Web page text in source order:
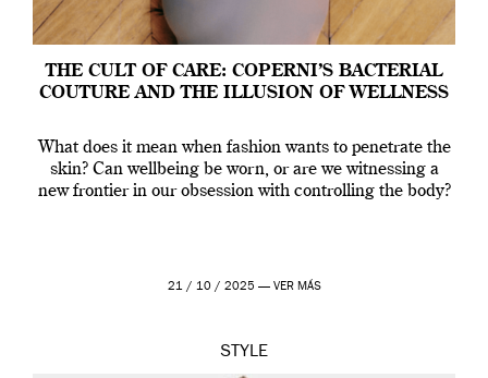
THE CULT OF CARE: COPERNI’S BACTERIAL
COUTURE AND THE ILLUSION OF WELLNESS
What does it mean when fashion wants to penetrate the
skin? Can wellbeing be worn, or are we witnessing a
new frontier in our obsession with controlling the body?
21 / 10 / 2025 — VER MÁS
STYLE